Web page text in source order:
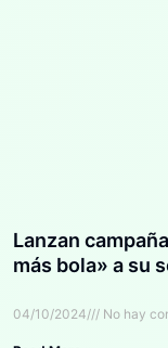
Lanzan
más bola» a su
04/10/2024 No hay